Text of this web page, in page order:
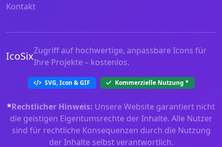
Kontakt
IcoSixZugriff auf hochwertige, anpassbare Icons für
Ihre Projekte – kostenlos.
SVG, Icon & GIF Kommerzielle Nutzung *
*Rechtlicher Hinweis: Unsere Website garantiert nicht
die geistigen Eigentumsrechte der Inhalte. Alle Nutzer
sind für rechtliche Konsequenzen durch die Nutzung
der Inhalte selbst verantwortlich.